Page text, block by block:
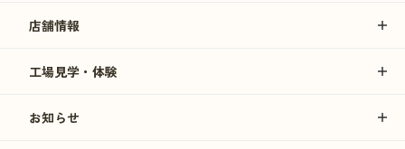
店舗情報
工場見学・体験
お知らせ